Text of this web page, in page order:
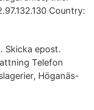
Country:
Skicka epost.
Telefon
Höganäs-